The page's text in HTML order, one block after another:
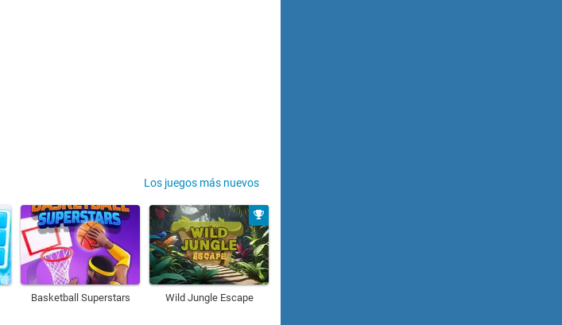
Los juegos más nuevos
Basketball Superstars Wild Jungle Escape